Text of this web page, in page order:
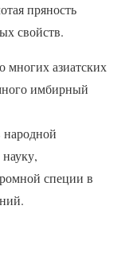
пряность
свойств.
многих азиатских
имбирный
народной
специи в